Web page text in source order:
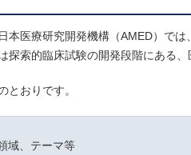
本医療研究開発機構（AMED）で
探索的臨床試験の開発段階にある、
とおりです。
域、テーマ等